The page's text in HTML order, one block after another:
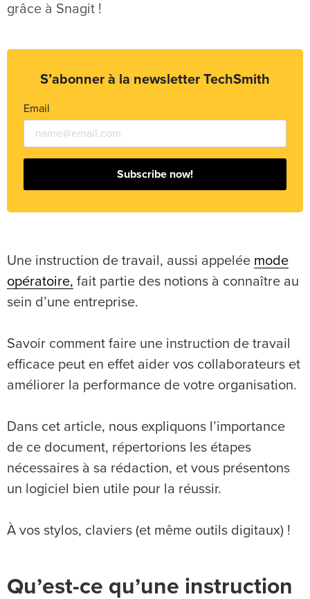
grâce à Snagit !
S’abonner à la newsletter TechSmith
Email
Subscribe now!
Une instruction de travail, aussi appelée mode
opératoire, fait partie des notions à connaître au
sein d’une entreprise.
Savoir comment faire une instruction de travail
efficace peut en effet aider vos collaborateurs et
améliorer la performance de votre organisation.
Dans cet article, nous expliquons l’importance
de ce document, répertorions les étapes
nécessaires à sa rédaction, et vous présentons
un logiciel bien utile pour la réussir.
À vos stylos, claviers (et même outils digitaux) !
Qu’est-ce qu’une instruction